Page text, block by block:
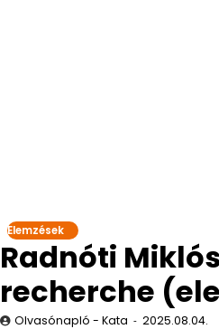
Elemzések
Radnóti
recherche
Olvasónapló - Kata 2025.08.04.